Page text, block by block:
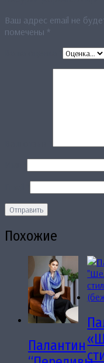
Ваш адрес email не
помечены *
Похожие
Палантин